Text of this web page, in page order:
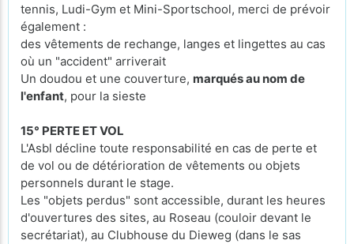
tennis, Ludi-Gym et Mini-Sportschool, merci de prévoir
également :
des vêtements de rechange, langes et lingettes au cas
où un "accident" arriverait
Un doudou et une couverture, marqués au nom de
l'enfant, pour la sieste
15° PERTE ET VOL
L'Asbl décline toute responsabilité en cas de perte et
de vol ou de détérioration de vêtements ou objets
personnels durant le stage.
Les "objets perdus" sont accessible, durant les heures
d'ouvertures des sites, au Roseau (couloir devant le
secrétariat), au Clubhouse du Dieweg (dans le sas